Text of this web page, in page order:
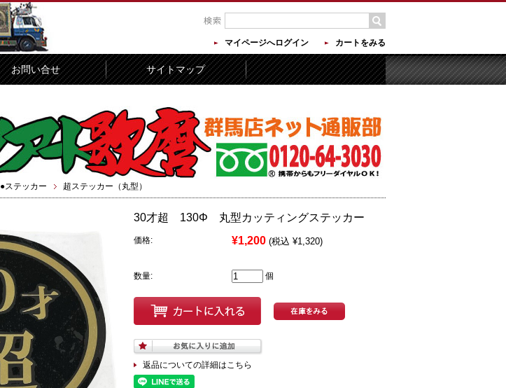
マイページへログイン カートをみる
お問い合せ サイトマップ
●ステッカー 超ステッカー（丸型）
30才超 130Φ 丸型カッティングステッカー
価格: ¥1,200 (税込 ¥1,320)
数量: 個
返品についての詳細はこちら